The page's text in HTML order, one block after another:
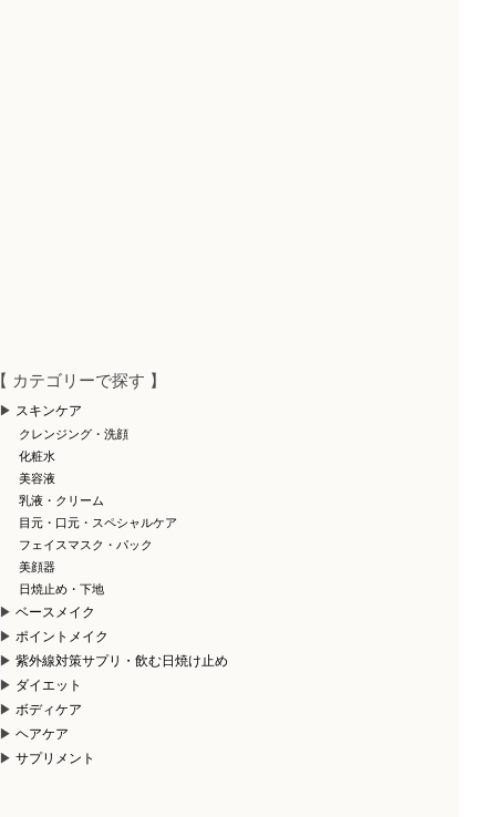
カテゴリーで探す 】
スキンケア
クレンジング・洗顔
化粧水
美容液
乳液・クリーム
目元・口元・スペシャルケア
フェイスマスク・パック
美顔器
日焼止め・下地
ベースメイク
ポイントメイク
紫外線対策サプリ・飲む日焼け止め
ダイエット
ボディケア
ヘアケア
サプリメント